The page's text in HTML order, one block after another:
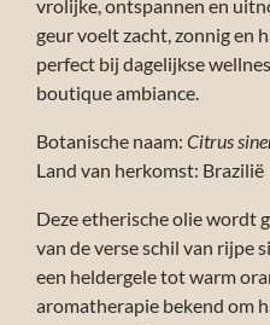
vrolijke, ontspannen en
geur voelt zacht, zonnig en
perfect bij dagelijkse
boutique ambiance.
Botanische naam: Citrus
Land van herkomst: Brazilië
Deze etherische olie wordt
van de verse schil van rijpe
een heldergele tot warm
aromatherapie bekend om